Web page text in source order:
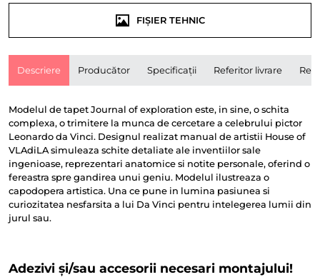
FIȘIER TEHNIC
Descriere Producător Specificații Referitor livrare
Modelul de tapet Journal of exploration este, in sine, o schita
complexa, o trimitere la munca de cercetare a celebrului pictor
Leonardo da Vinci. Designul realizat manual de artistii House of
VLAdiLA simuleaza schite detaliate ale inventiilor sale
ingenioase, reprezentari anatomice si notite personale, oferind o
fereastra spre gandirea unui geniu. Modelul ilustreaza o
capodopera artistica. Una ce pune in lumina pasiunea si
curiozitatea nesfarsita a lui Da Vinci pentru intelegerea lumii din
jurul sau.
Adezivi și/sau accesorii necesari montajului!